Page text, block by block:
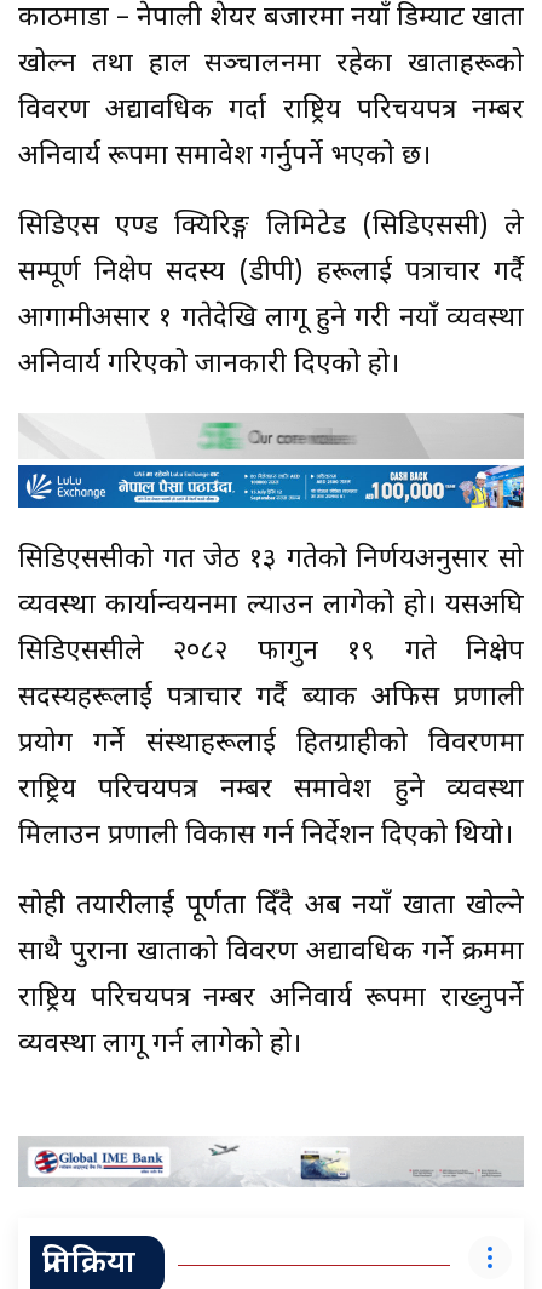
काठमाडौं – नेपाली शेयर बजारमा नयाँ डिम्याट खाता
खोल्न तथा हाल सञ्चालनमा रहेका खाताहरूको
विवरण अद्यावधिक गर्दा राष्ट्रिय परिचयपत्र नम्बर
अनिवार्य रूपमा समावेश गर्नुपर्ने भएको छ।
सिडिएस एण्ड क्यिरिङ्ग लिमिटेड (सिडिएससी) ले
सम्पूर्ण निक्षेप सदस्य (डीपी) हरूलाई पत्राचार गर्दै
आगामीअसार १ गतेदेखि लागू हुने गरी नयाँ व्यवस्था
अनिवार्य गरिएको जानकारी दिएको हो।
सिडिएससीको गत जेठ १३ गतेको निर्णयअनुसार सो
व्यवस्था कार्यान्वयनमा ल्याउन लागेको हो। यसअघि
सिडिएससीले २०८२ फागुन १९ गते निक्षेप
सदस्यहरूलाई पत्राचार गर्दै ब्याक अफिस प्रणाली
प्रयोग गर्ने संस्थाहरूलाई हितग्राहीको विवरणमा
राष्ट्रिय परिचयपत्र नम्बर समावेश हुने व्यवस्था
मिलाउन प्रणाली विकास गर्न निर्देशन दिएको थियो।
सोही तयारीलाई पूर्णता दिँदै अब नयाँ खाता खोल्ने
साथै पुराना खाताको विवरण अद्यावधिक गर्ने क्रममा
राष्ट्रिय परिचयपत्र नम्बर अनिवार्य रूपमा राख्नुपर्ने
व्यवस्था लागू गर्न लागेको हो।
प्रतिक्रिया